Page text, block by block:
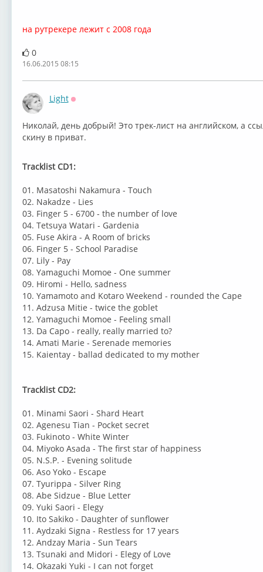
на рутрекере лежит с 2008 года
0
16.06.2015 08:15
Light
Николай, день добрый! Это трек-лист на английском, а
скину в приват.
Tracklist CD1:
01. Masatoshi Nakamura - Touch
02. Nakadze - Lies
03. Finger 5 - 6700 - the number of love
04. Tetsuya Watari - Gardenia
05. Fuse Akira - A Room of bricks
06. Finger 5 - School Paradise
07. Lily - Pay
08. Yamaguchi Momoe - One summer
09. Hiromi - Hello, sadness
10. Yamamoto and Kotaro Weekend - rounded the Cape
11. Adzusa Mitie - twice the goblet
12. Yamaguchi Momoe - Feeling small
13. Da Capo - really, really married to?
14. Amati Marie - Serenade memories
15. Kaientay - ballad dedicated to my mother
Tracklist CD2:
01. Minami Saori - Shard Heart
02. Agenesu Tian - Pocket secret
03. Fukinoto - White Winter
04. Miyoko Asada - The first star of happiness
05. N.S.P. - Evening solitude
06. Aso Yoko - Escape
07. Tyurippa - Silver Ring
08. Abe Sidzue - Blue Letter
09. Yuki Saori - Elegy
10. Ito Sakiko - Daughter of sunflower
11. Aydzaki Signa - Restless for 17 years
12. Andzay Maria - Sun Tears
13. Tsunaki and Midori - Elegy of Love
14. Okazaki Yuki - I can not forget